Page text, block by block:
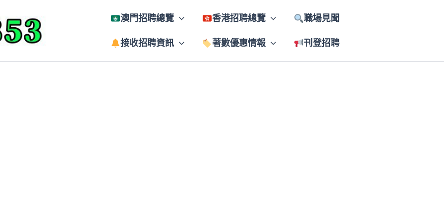
澳門招聘總覽 香港招聘總覽 職場見聞
接收招聘資訊 著數優惠情報 刊登招聘